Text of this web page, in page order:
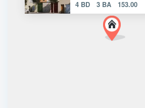
4 BD 3 BA 153.00